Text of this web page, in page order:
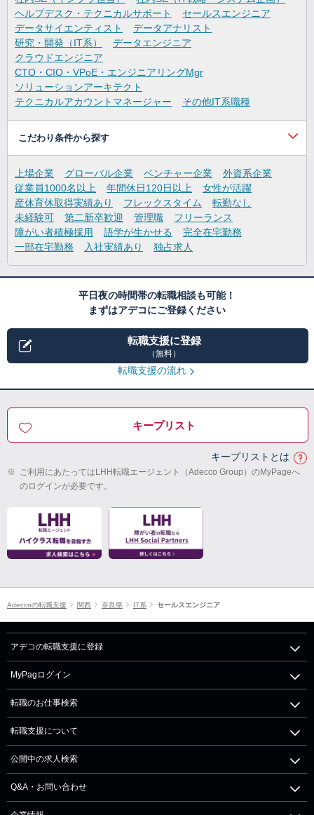
ヘルプデスク・テクニカルサポート
セールスエンジニア
データサイエンティスト
データアナリスト
研究・開発（IT系）
データエンジニア
クラウドエンジニア
CTO・CIO・VPoE・エンジニアリングMgr
ソリューションアーキテクト
テクニカルアカウントマネージャー
その他IT系職種
こだわり条件から探す
上場企業 グローバル企業 ベンチャー企業
外資系企業
従業員1000名以上
年間休日120日以上
女性が活躍
産休育休取得実績あり
フレックスタイム
転勤なし
未経験可
第二新卒歓迎 管理職
フリーランス
障がい者積極採用
語学が生かせる
完全在宅勤務
一部在宅勤務
入社実績あり 独占求人
平日夜の時間帯の転職相談も可能！
まずはアデコにご登録ください
転職支援に登録
（無料）
転職支援の流れ
キープリスト
キープリストとは
※ ご利用にあたってはLHH転職エージェント（Adecco Group）のMyPageへ
のログインが必要です。
Adeccoの転職支援 関西 奈良県 IT系 セールスエンジニア
アデコの転職支援に登録
MyPagログイン
転職のお仕事検索
転職支援について
公開中の求人検索
Q&A・お問い合わせ